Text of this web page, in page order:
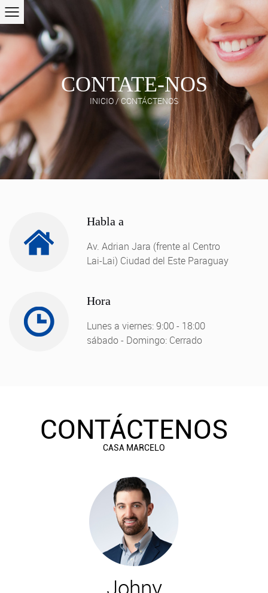
CONTATE-NOS
INICIO /CONTÁCTENOS
Habla a
Av. Adrian Jara (frente al Centro
Lai-Lai) Ciudad del Este Paraguay
Hora
Lunes a viernes: 9:00 - 18:00
sábado - Domingo: Cerrado
CONTÁCTENOS
CASA MARCELO
Johny